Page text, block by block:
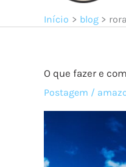
Início blog
O que fazer e
Postagem /